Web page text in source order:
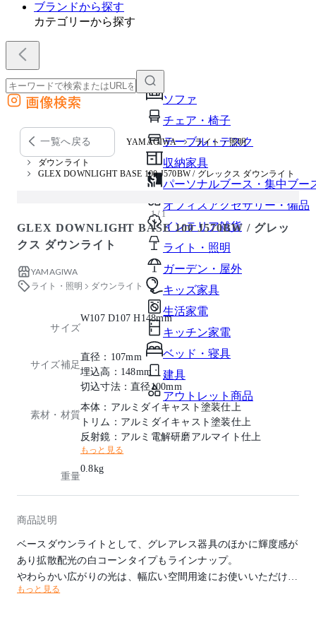
ブランドから探す
カテゴリーから探す
ソファ
チェア・椅子
テーブル・デスク
収納家具
パーソナルブース・集中ブー
オフィスアクセサリー・備品
インテリア雑貨
ライト・照明
ガーデン・屋外
キッズ家具
生活家電
キッチン家電
ベッド・寝具
建具
アウトレット商品
外部サイトの商品をカートに追加
他のサイトで見つけた商品ページのURLを貼り付けて、カートに追加できます
画像検索
一覧へ戻る YAMAGIWA ライト・照明
ダウンライト
GLEX DOWNLIGHT BASE 100 J570BW / グレックス ダウンライト
1 / 1
GLEX DOWNLIGHT BASE 100 J570BW / グレッ
クス ダウンライト
YAMAGIWA
ライト・照明
ダウンライト
サイズ
W107 D107 H148mm
サイズ補足
直径：107mm
埋込高：148mm
切込寸法：直径100mm
素材・材質
本体：アルミダイキャスト塗装仕上
トリム：アルミダイキャスト塗装仕上
反射鏡：アルミ電解研磨アルマイト仕上
もっと見る
重量
0.8kg
商品説明
ベースダウンライトとして、グレアレス器具のほかに輝度感が
あり拡散配光の白コーンタイプもラインナップ。
やわらかい広がりの光は、幅広い空間用途にお使いいただけま
す。
もっと見る